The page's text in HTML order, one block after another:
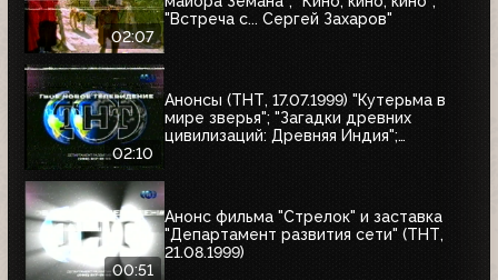
02:07
"Встреча с... Сергей Захаров"
02:10
Анонсы (ТНТ, 17.07.1999) "Кутерьма в
мире зверья"; "Загадки древних
цивилизаций: Древняя Индия";
00:51
Анонс фильма "Стрелок" и заставка
"Департамент развития сети" (ТНТ,
21.08.1999)